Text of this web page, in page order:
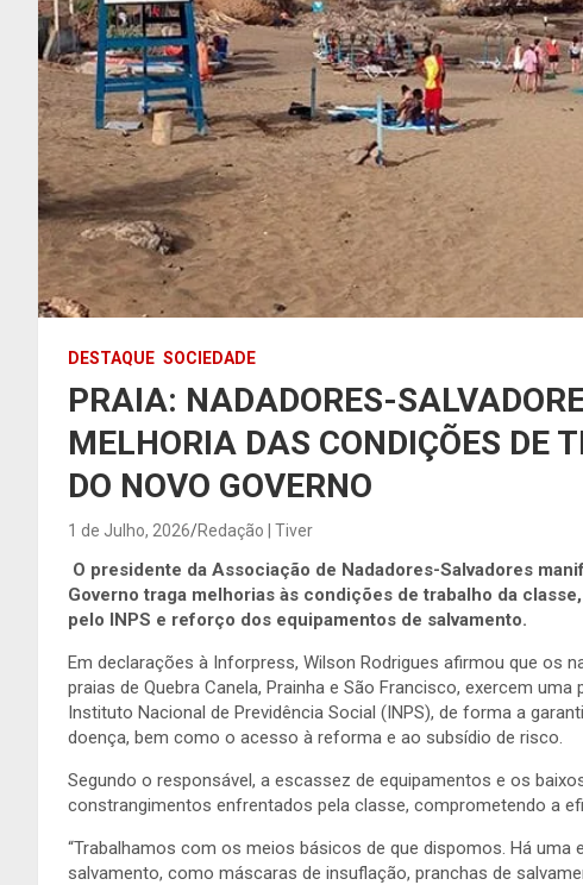
DESTAQUE SOCIEDADE
PRAIA: NADADORES-
MELHORIA DAS CONDIÇÕES DE
DO NOVO GOVERNO
1 de Julho, 2026 Redação | Tiver
O presidente da Associação de Nadadores-Salvadores
Governo traga melhorias às condições de trabalho da
pelo INPS e reforço dos equipamentos de salvamento.
Em declarações à Inforpress, Wilson Rodrigues afirmou que os
praias de Quebra Canela, Prainha e São Francisco, exercem
Instituto Nacional de Previdência Social (INPS), de forma a
doença, bem como o acesso à reforma e ao subsídio de risco.
Segundo o responsável, a escassez de equipamentos e os
constrangimentos enfrentados pela classe, comprometendo a
“Trabalhamos com os meios básicos de que dispomos. Há
salvamento, como máscaras de insuflação, pranchas de